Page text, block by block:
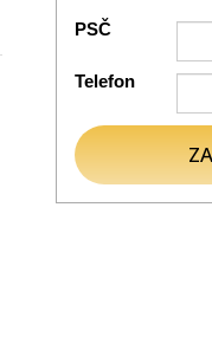
PSČ
Telefon